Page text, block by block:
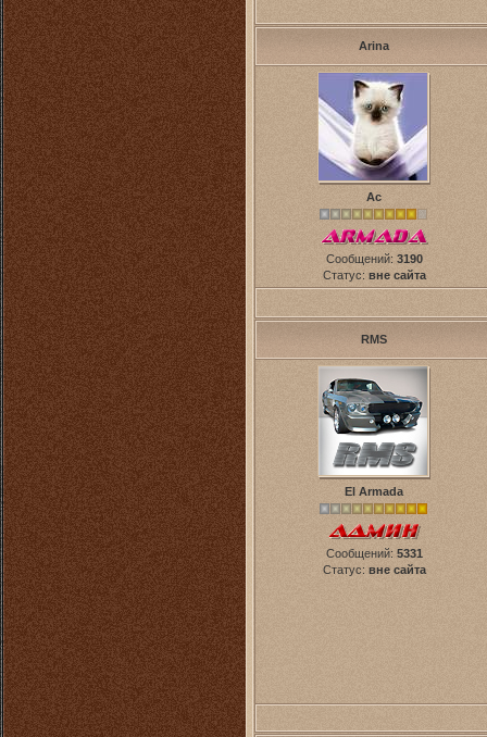
Arina
Ас
Сообщений: 3190
Статус: вне сайта
RMS
El Armada
Сообщений: 5331
Статус: вне сайта